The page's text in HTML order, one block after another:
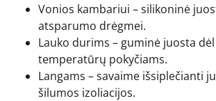
Vonios kambariui – silikoninė
atsparumo drėgmei.
Lauko durims – guminė juosta
temperatūrų pokyčiams.
Langams – savaime išsiplečianti
šilumos izoliacijos.